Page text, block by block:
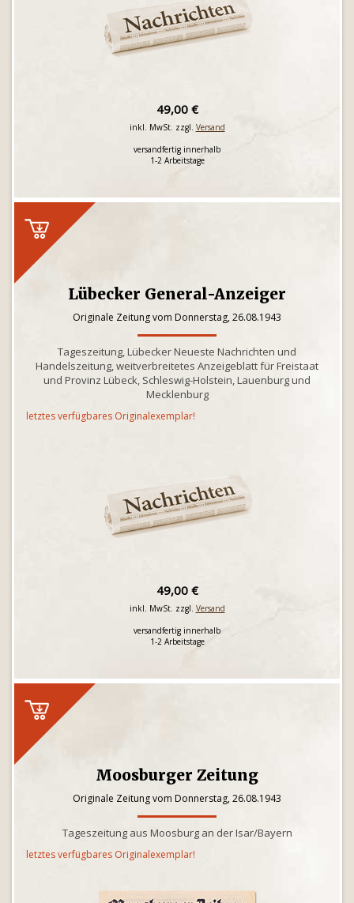
49,00 €
inkl. MwSt. zzgl. Versand
versandfertig innerhalb
1-2 Arbeitstage
Lübecker General-Anzeiger
Originale Zeitung vom Donnerstag, 26.08.1943
Tageszeitung, Lübecker Neueste Nachrichten und
Handelszeitung, weitverbreitetes Anzeigeblatt für Freistaat
und Provinz Lübeck, Schleswig-Holstein, Lauenburg und
Mecklenburg
letztes verfügbares Originalexemplar!
49,00 €
inkl. MwSt. zzgl. Versand
versandfertig innerhalb
1-2 Arbeitstage
Moosburger Zeitung
Originale Zeitung vom Donnerstag, 26.08.1943
Tageszeitung aus Moosburg an der Isar/Bayern
letztes verfügbares Originalexemplar!